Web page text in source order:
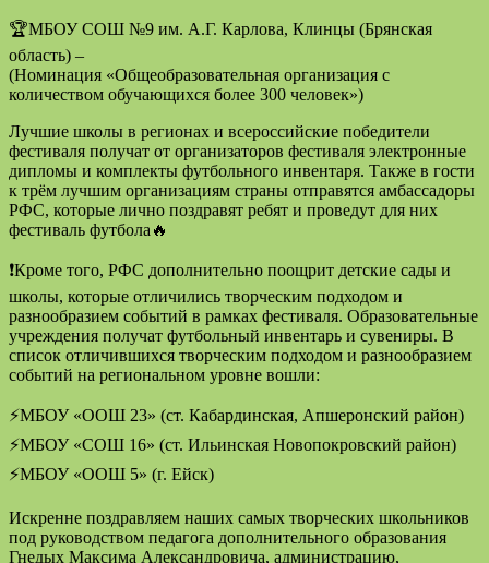
🏆МБОУ СОШ №9 им. А.Г. Карлова, Клинцы (Брянская
область) –
(Номинация «Общеобразовательная организация с
количеством обучающихся более 300 человек»)
Лучшие школы в регионах и всероссийские победители
фестиваля получат от организаторов фестиваля электронные
дипломы и комплекты футбольного инвентаря. Также в гости
к трём лучшим организациям страны отправятся амбассадоры
РФС, которые лично поздравят ребят и проведут для них
фестиваль футбола🔥
❗Кроме того, РФС дополнительно поощрит детские сады и
школы, которые отличились творческим подходом и
разнообразием событий в рамках фестиваля. Образовательные
учреждения получат футбольный инвентарь и сувениры. В
список отличившихся творческим подходом и разнообразием
событий на региональном уровне вошли:
⚡МБОУ «ООШ 23» (ст. Кабардинская, Апшеронский район)
⚡МБОУ «СОШ 16» (ст. Ильинская Новопокровский район)
⚡МБОУ «ООШ 5» (г. Ейск)
Искренне поздравляем наших самых творческих школьников
под руководством педагога дополнительного образования
Гнедых Максима Александровича, администрацию,